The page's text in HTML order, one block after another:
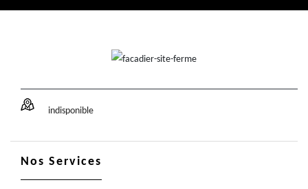
indisponible
Nos Services